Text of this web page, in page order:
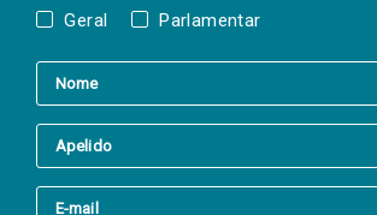
Geral Parlamentar